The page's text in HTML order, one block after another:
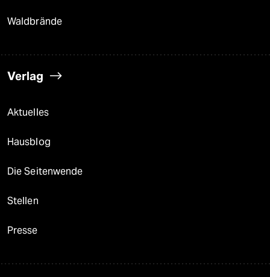
Waldbrände
Verlag
Aktuelles
Hausblog
Die Seitenwende
Stellen
Presse